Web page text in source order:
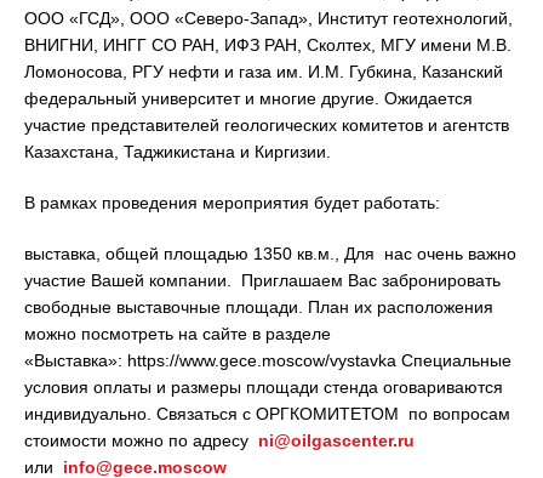
ООО «ГСД», ООО «Северо-Запад», Институт геотехнологий,
ВНИГНИ, ИНГГ СО РАН, ИФЗ РАН, Сколтех, МГУ имени М.В.
Ломоносова, РГУ нефти и газа им. И.М. Губкина, Казанский
федеральный университет и многие другие. Ожидается
участие представителей геологических комитетов и агентств
Казахстана, Таджикистана и Киргизии.
В рамках проведения мероприятия будет работать:
выставка, общей площадью 1350 кв.м., Для нас очень важно
участие Вашей компании. Приглашаем Вас забронировать
свободные выставочные площади. План их расположения
можно посмотреть на сайте в разделе
«Выставка»: https://www.gece.moscow/vystavka Специальные
условия оплаты и размеры площади стенда оговариваются
индивидуально. Связаться с ОРГКОМИТЕТОМ по вопросам
стоимости можно по адресу ni@oilgascenter.ru
или info@gece.moscow